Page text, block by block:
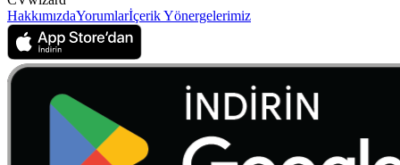
HakkımızdaYorumlarİçerik Yönergelerimiz